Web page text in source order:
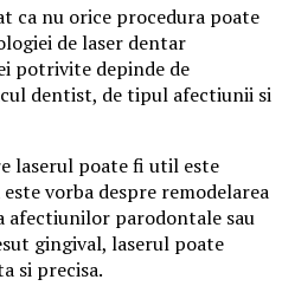
ca nu orice procedura poate
de laser dentar
potrivite depinde de
dentist, de tipul afectiunii si
laserul poate fi util este
vorba despre remodelarea
parodontale sau
gingival, laserul poate
si precisa.